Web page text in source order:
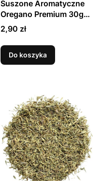
Suszone Aromatyczne
Oregano Premium 30g
SKWORCU
Cena
2,90 zł
Do koszyka